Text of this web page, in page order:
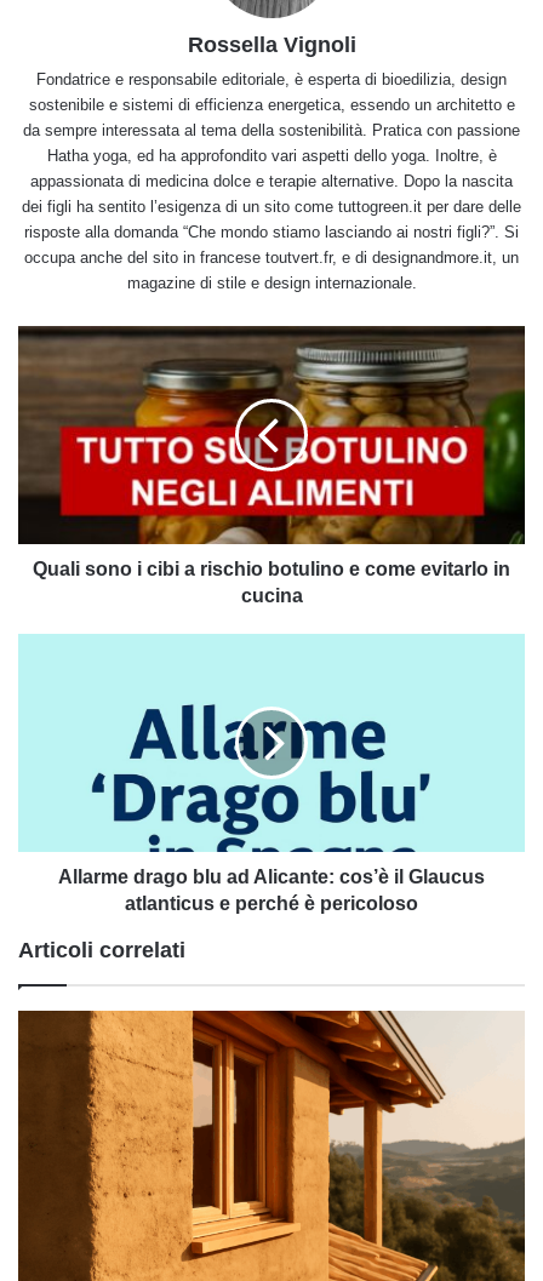
Rossella Vignoli
Fondatrice e responsabile editoriale, è esperta di bioedilizia, design
sostenibile e sistemi di efficienza energetica, essendo un architetto e
da sempre interessata al tema della sostenibilità. Pratica con passione
Hatha yoga, ed ha approfondito vari aspetti dello yoga. Inoltre, è
appassionata di medicina dolce e terapie alternative. Dopo la nascita
dei figli ha sentito l’esigenza di un sito come tuttogreen.it per dare delle
risposte alla domanda “Che mondo stiamo lasciando ai nostri figli?”. Si
occupa anche del sito in francese toutvert.fr, e di designandmore.it, un
magazine di stile e design internazionale.
Quali
sono
botulino
come
evitarlo
Quali sono i cibi a rischio botulino e come evitarlo in
cucina
atlanticus
pericoloso
Allarme drago blu ad Alicante: cos’è il Glaucus
atlanticus e perché è pericoloso
Articoli correlati